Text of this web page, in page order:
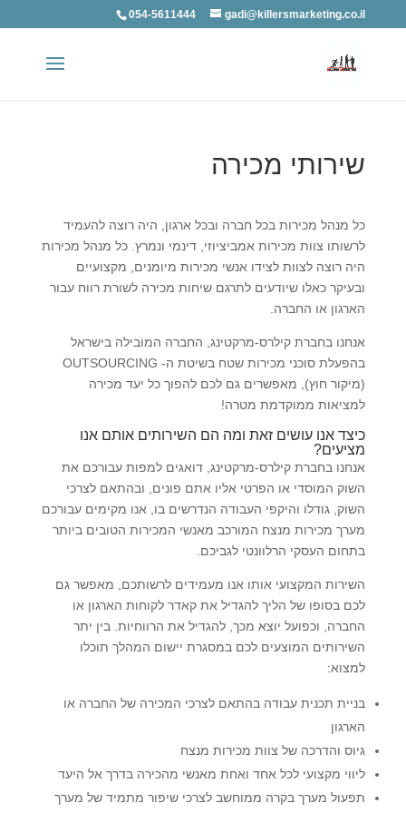
054-5611444 gadi@killersmarketing.co.il
שירותי מכירה
כל מנהל מכירות בכל חברה ובכל ארגון, היה רוצה להעמיד
לרשותו צוות מכירות אמביציוזי, דינמי ונמרץ. כל מנהל מכירות
היה רוצה לצוות לצידו אנשי מכירות מיומנים, מקצועיים
ובעיקר כאלו שיודעים לתרגם שיחות מכירה לשורת רווח עבור
הארגון או החברה.
אנחנו בחברת קילרס-מרקטינג, החברה המובילה בישראל
בהפעלת סוכני מכירות שטח בשיטת ה- OUTSOURCING
(מיקור חוץ), מאפשרים גם לכם להפוך כל יעד מכירה
למציאות ממוקדמת מטרה!
כיצד אנו עושים זאת ומה הם השירותים אותם אנו
מציעים?
אנחנו בחברת קילרס-מרקטינג, דואגים למפות עבורכם את
השוק המוסדי או הפרטי אליו אתם פונים, ובהתאם לצרכי
השוק, גודלו והיקפי העבודה הנדרשים בו, אנו מקימים עבורכם
מערך מכירות מנצח המורכב מאנשי המכירות הטובים ביותר
בתחום העסקי הרלוונטי לגביכם.
השירות המקצועי אותו אנו מעמידים לרשותכם, מאפשר גם
לכם בסופו של הליך להגדיל את קאדר לקוחות הארגון או
החברה, וכפועל יוצא מכך, להגדיל את הרווחיות. בין יתר
השירותים המוצעים לכם במסגרת יישום המהלך תוכלו
למצוא:
בניית תכנית עבודה בהתאם לצרכי המכירה של החברה או
הארגון
גיוס והדרכה של צוות מכירות מנצח
ליווי מקצועי לכל אחד ואחת מאנשי מהכירה בדרך אל היעד
תפעול מערך בקרה ממוחשב לצרכי שיפור מתמיד של מערך